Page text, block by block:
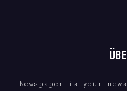
Newspaper is your